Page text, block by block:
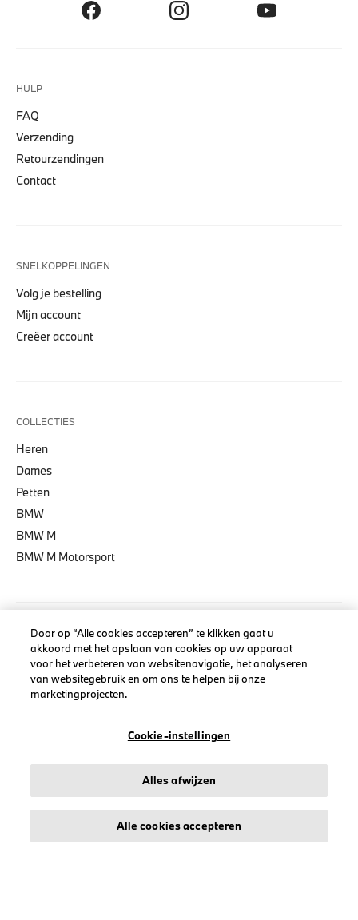
HULP
FAQ
Verzending
Retourzendingen
Contact
SNELKOPPELINGEN
Volg je bestelling
Mijn account
Creëer account
COLLECTIES
Heren
Dames
Petten
BMW
BMW M
BMW M Motorsport
LEGAL
Over stichd
Algemene Voorwaarden
© stichd sportmerchandising B.V. Reg. No. 63490757
Door op “Alle cookies accepteren” te klikken gaat u
akkoord met het opslaan van cookies op uw apparaat
voor het verbeteren van websitenavigatie, het analyseren
van websitegebruik en om ons te helpen bij onze
marketingprojecten.
Cookie-instellingen
Alles afwijzen
Alle cookies accepteren